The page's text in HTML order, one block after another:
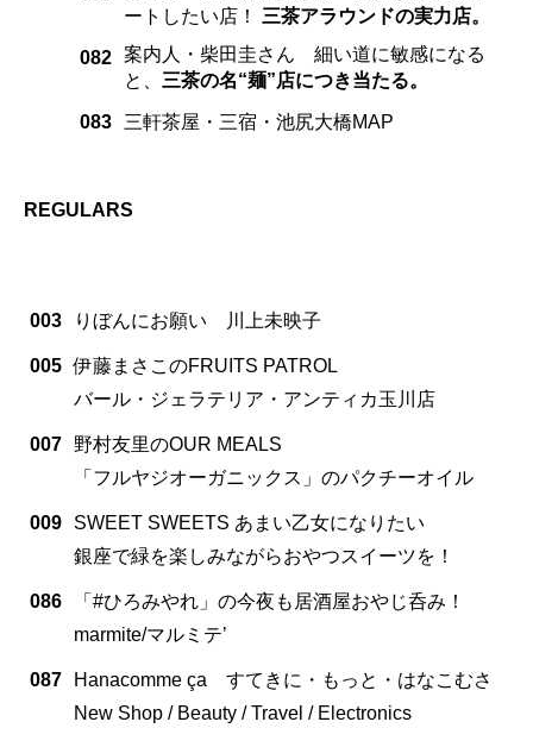
ートしたい店！ 三茶アラウンドの実力店。
082 案内人・柴田圭さん 細い道に敏感になる
と、 三茶の名“麺”店につき当たる。
083 三軒茶屋・三宿・池尻大橋MAP
REGULARS
003 りぼんにお願い 川上未映子
005 伊藤まさこのFRUITS PATROL
バール・ジェラテリア・アンティカ玉川店
007
野村友里のOUR MEALS
「フルヤジオーガニックス」のパクチーオイル
009
SWEET SWEETS あまい乙女になりたい
銀座で緑を楽しみながらおやつスイーツを！
086
「#ひろみやれ」の今夜も居酒屋おやじ呑み！
marmite/マルミテ’
087
Hanacomme ça すてきに・もっと・はなこむさ
New Shop / Beauty / Travel / Electronics